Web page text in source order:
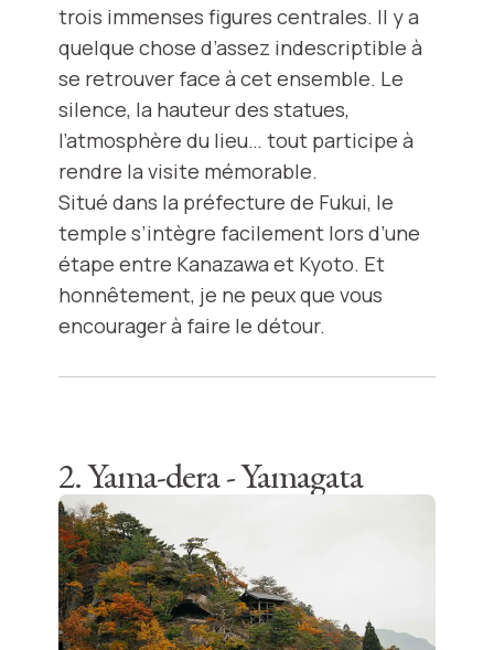
trois immenses figures centrales. Il y a
quelque chose d’assez indescriptible à
se retrouver face à cet ensemble. Le
silence, la hauteur des statues,
l’atmosphère du lieu… tout participe à
rendre la visite mémorable.
Situé dans la préfecture de Fukui, le
temple s’intègre facilement lors d’une
étape entre Kanazawa et Kyoto. Et
honnêtement, je ne peux que vous
encourager à faire le détour.
2. Yama-dera - Yamagata